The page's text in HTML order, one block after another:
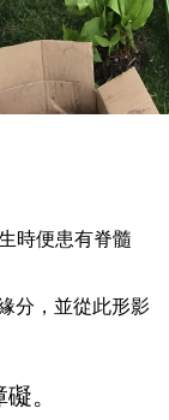
時便患有脊髓
分，並從此形影
。